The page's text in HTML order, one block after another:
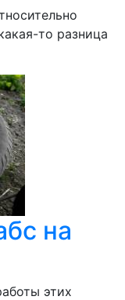
то разница
на
этих